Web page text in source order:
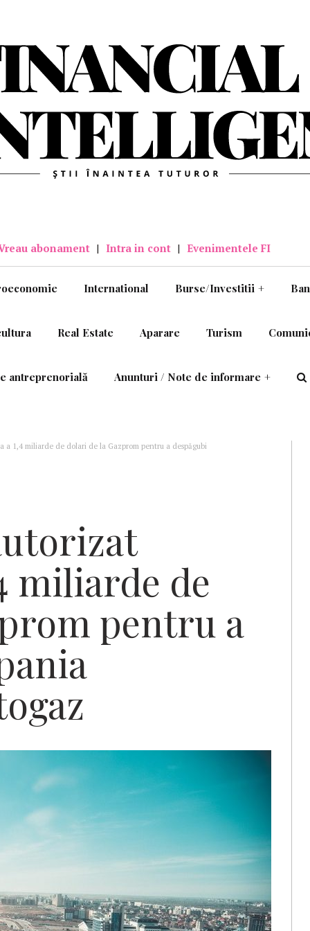
abonament | Intra in cont | Evenimentele FI
International Burse/Investitii +
Real Estate Aparare Turism
antreprenorială Anunturi / Note de informare +
a 1,4 miliarde de dolari de la Gazprom pentru a despăgubi
miliarde de
pentru a